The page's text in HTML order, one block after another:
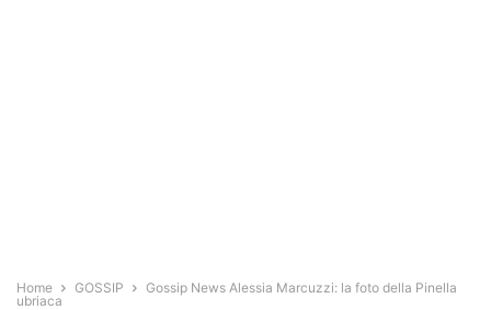
Home GOSSIP
Gossip News Alessia Marcuzzi: la foto della Pinella
ubriaca